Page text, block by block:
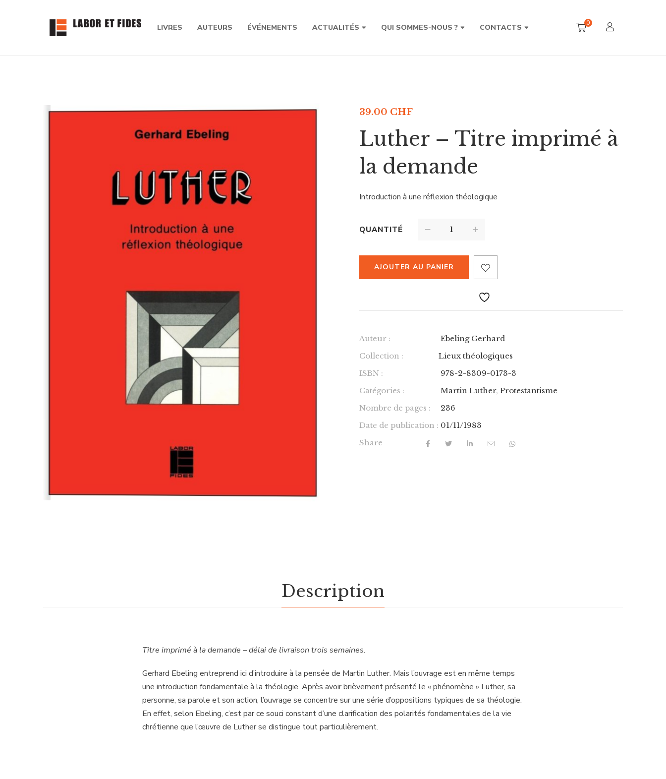
LIVRES AUTEURS ÉVÉNEMENTS ACTUALITÉS QUI SOMMES-NOUS ? CONTACTS 0
39.00 CHF
Luther – Titre imprimé à
la demande
Introduction à une réflexion théologique
QUANTITÉ
AJOUTER AU PANIER
Auteur :
Ebeling Gerhard
Collection :
Lieux théologiques
ISBN :
978-2-8309-0173-3
Catégories :
Martin Luther,Protestantisme
Nombre de pages :
236
Date de publication : 01/11/1983
Share
Description
Titre imprimé à la demande – délai de livraison trois semaines.
Gerhard Ebeling entreprend ici d’introduire à la pensée de Martin Luther. Mais l’ouvrage est en même temps
une introduction fondamentale à la théologie. Après avoir brièvement présenté le « phénomène » Luther, sa
personne, sa parole et son action, l’ouvrage se concentre sur une série d’oppositions typiques de sa théologie.
En effet, selon Ebeling, c’est par ce souci constant d’une clarification des polarités fondamentales de la vie
chrétienne que l’œuvre de Luther se distingue tout particulièrement.